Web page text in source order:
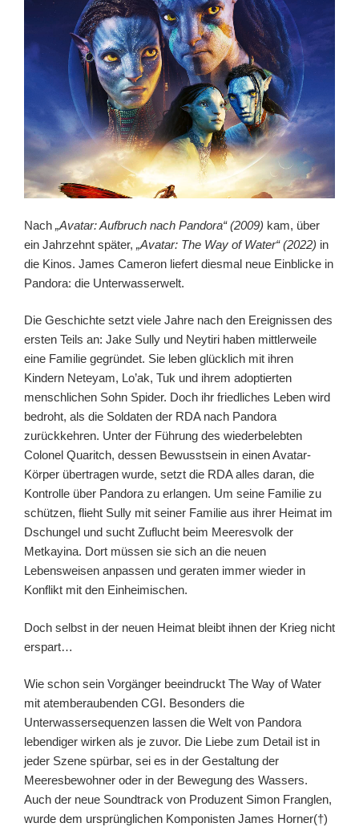
Nach „Avatar: Aufbruch nach Pandora“ (2009) kam, über
ein Jahrzehnt später, „Avatar: The Way of Water“ (2022) in
die Kinos. James Cameron liefert diesmal neue Einblicke in
Pandora: die Unterwasserwelt.
Die Geschichte setzt viele Jahre nach den Ereignissen des
ersten Teils an: Jake Sully und Neytiri haben mittlerweile
eine Familie gegründet. Sie leben glücklich mit ihren
Kindern Neteyam, Lo’ak, Tuk und ihrem adoptierten
menschlichen Sohn Spider. Doch ihr friedliches Leben wird
bedroht, als die Soldaten der RDA nach Pandora
zurückkehren. Unter der Führung des wiederbelebten
Colonel Quaritch, dessen Bewusstsein in einen Avatar-
Körper übertragen wurde, setzt die RDA alles daran, die
Kontrolle über Pandora zu erlangen. Um seine Familie zu
schützen, flieht Sully mit seiner Familie aus ihrer Heimat im
Dschungel und sucht Zuflucht beim Meeresvolk der
Metkayina. Dort müssen sie sich an die neuen
Lebensweisen anpassen und geraten immer wieder in
Konflikt mit den Einheimischen.
Doch selbst in der neuen Heimat bleibt ihnen der Krieg nicht
erspart…
Wie schon sein Vorgänger beeindruckt The Way of Water
mit atemberaubenden CGI. Besonders die
Unterwassersequenzen lassen die Welt von Pandora
lebendiger wirken als je zuvor. Die Liebe zum Detail ist in
jeder Szene spürbar, sei es in der Gestaltung der
Meeresbewohner oder in der Bewegung des Wassers.
Auch der neue Soundtrack von Produzent Simon Franglen,
wurde dem ursprünglichen Komponisten James Horner(†)